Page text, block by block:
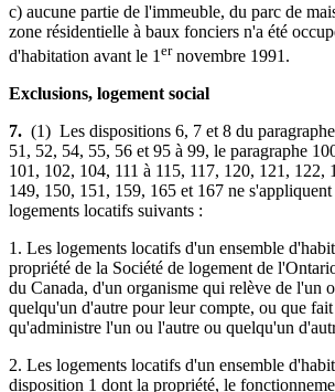
c) aucune partie de l'immeuble, du parc de
zone résidentielle à baux fonciers n'a été
d'habitation avant le 1 ernovembre 1991.
Exclusions, logement social
7. (1) Les dispositions 6, 7 et 8 du
51, 52, 54, 55, 56 et 95 à 99, le paragraphe
101, 102, 104, 111 à 115, 117, 120, 121, 122,
149, 150, 151, 159, 165 et 167 ne s'appliquent
logements locatifs suivants :
1. Les logements locatifs d'un ensemble
propriété de la Société de logement de
du Canada, d'un organisme qui relève de l'un
quelqu'un d'autre pour leur compte, ou que
qu'administre l'un ou l'autre ou quelqu'un
2. Les logements locatifs d'un ensemble
disposition 1 dont la propriété, le